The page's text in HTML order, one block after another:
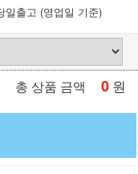
일출고 (영업일 기준)
총 상품 금액 0 원